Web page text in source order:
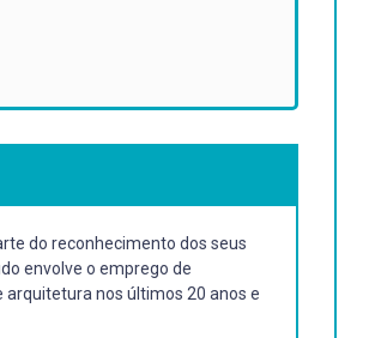
do reconhecimento dos seus
envolve o emprego de
nos últimos 20 anos e